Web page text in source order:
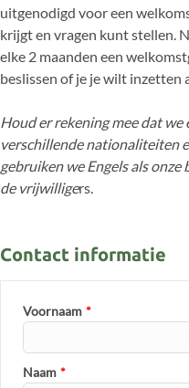
uitgenodigd voor een
krijgt en vragen kunt stellen.
elke 2 maanden een
beslissen of je je wilt inzetten
Houd er rekening mee dat
verschillende nationaliteiten
gebruiken we Engels als
de vrijwilligers.
Contact informatie
Voornaam *
Naam *